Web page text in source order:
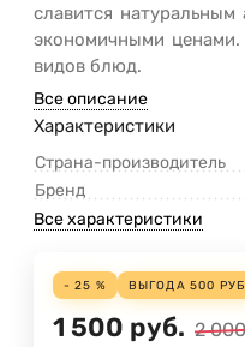
славится
экономичными
видов блюд.
Все описание
Характеристики
Страна-производитель
Бренд
Все характеристики
- 25 % ВЫГОДА 500
1 500 руб. 2 000